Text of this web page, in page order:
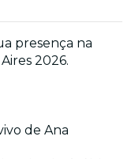
presença na
2026.
de Ana